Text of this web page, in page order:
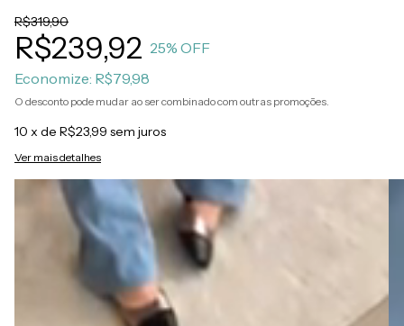
R$319,90
R$239,92 25% OFF
Economize: R$79,98
O desconto pode mudar ao ser combinado com outras promoções.
10 x de R$23,99 sem juros
Ver mais detalhes